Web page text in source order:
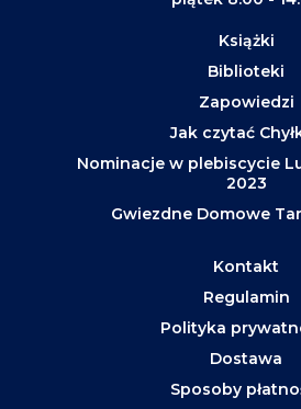
Książki
Biblioteki
Zapowiedzi
Jak czytać
Nominacje w plebiscycie
2023
Gwiezdne Domowe
Kontakt
Regulamin
Polityka
Dostawa
Sposoby